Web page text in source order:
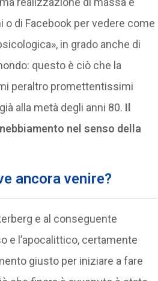
o di Facebook per vedere come
in grado anche di
questo è ciò che la
peraltro promettentissimi
alla metà degli anni 80. Il
nel senso della
ancora venire?
e al conseguente
e l’apocalittico, certamente
giusto per iniziare a fare